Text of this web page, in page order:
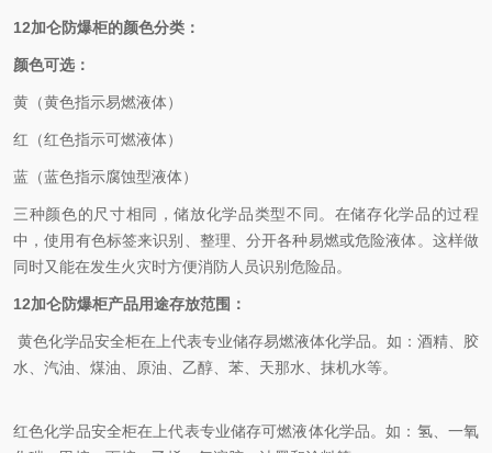
12加仑防爆柜的颜色分类：
颜色可选：
黄（黄色指示易燃液体）
红（红色指示可燃液体）
蓝（蓝色指示腐蚀型液体）
三种颜色的尺寸相同，储放化学品类型不同。在储存化学品的过程
中，使用有色标签来识别、整理、分开各种易燃或危险液体。这样做
同时又能在发生火灾时方便消防人员识别危险品。
12加仑防爆柜产品用途存放范围：
黄色化学品安全柜在上代表专业储存易燃液体化学品。如：酒精、胶
水、汽油、煤油、原油、乙醇、苯、天那水、抹机水等。
红色化学品安全柜在上代表专业储存可燃液体化学品。如：氢、一氧